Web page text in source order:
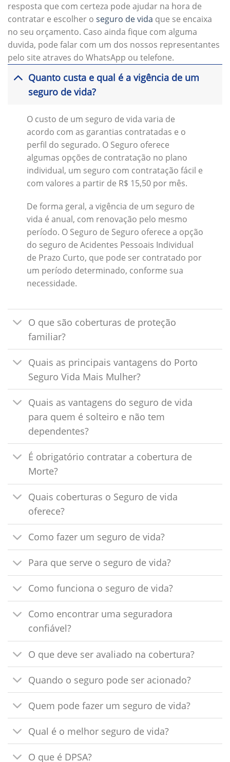
resposta que com certeza pode ajudar na hora de
contratar e escolher o seguro de vida que se encaixa
no seu orçamento. Caso ainda fique com alguma
duvida, pode falar com um dos nossos representantes
pelo site atraves do WhatsApp ou telefone.
Quanto custa e qual é a vigência de um
seguro de vida?
O custo de um seguro de vida varia de
acordo com as garantias contratadas e o
perfil do segurado. O Seguro oferece
algumas opções de contratação no plano
individual, um seguro com contratação fácil e
com valores a partir de R$ 15,50 por mês.
De forma geral, a vigência de um seguro de
vida é anual, com renovação pelo mesmo
período. O Seguro de Seguro oferece a opção
do seguro de Acidentes Pessoais Individual
de Prazo Curto, que pode ser contratado por
um período determinado, conforme sua
necessidade.
O que são coberturas de proteção
familiar?
Quais as principais vantagens do Porto
Seguro Vida Mais Mulher?
Quais as vantagens do seguro de vida
para quem é solteiro e não tem
dependentes?
É obrigatório contratar a cobertura de
Morte?
Quais coberturas o Seguro de vida
oferece?
Como fazer um seguro de vida?
Para que serve o seguro de vida?
Como funciona o seguro de vida?
Como encontrar uma seguradora
confiável?
O que deve ser avaliado na cobertura?
Quando o seguro pode ser acionado?
Quem pode fazer um seguro de vida?
Qual é o melhor seguro de vida?
O que é DPSA?